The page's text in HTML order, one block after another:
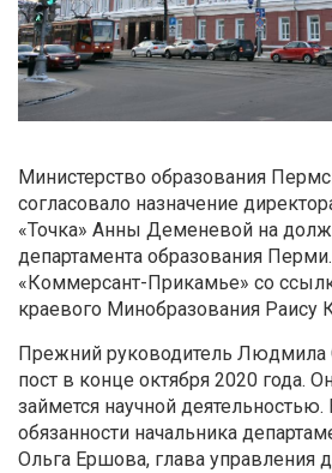
Министерство образования
согласовало назначение
«Точка» Анны Деменевой на
департамента образования
«Коммерсант-Прикамье» со
краевого Минобразования Раису
Прежний руководитель Людмила
пост в конце октября 2020 года.
займется научной
обязанности начальника
Ольга Ершова, глава управления